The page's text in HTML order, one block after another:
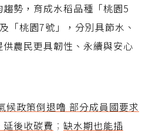
勢，育成水稻品種「桃園5
「桃園7號」，分別具節水、
農民更具韌性、永續與安心
候政策倒退嚕 部分成員國要求
後收碳費 ； 缺水期也能插